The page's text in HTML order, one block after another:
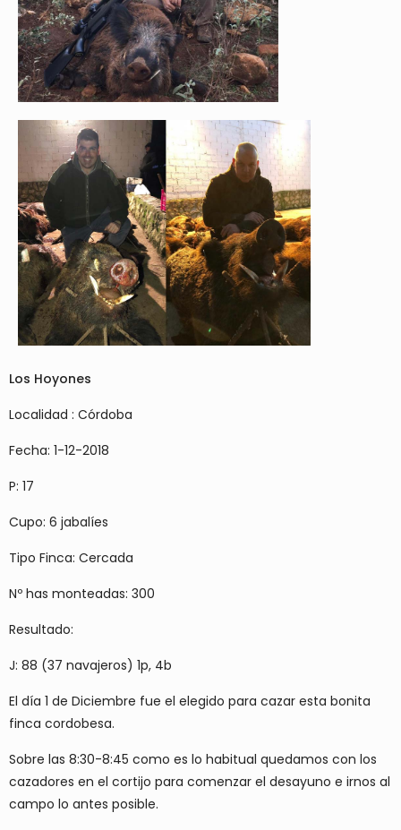
Los Hoyones
Localidad : Córdoba
Fecha: 1-12-2018
P: 17
Cupo: 6 jabalíes
Tipo Finca: Cercada
Nº has monteadas: 300
Resultado:
J: 88 (37 navajeros) 1p, 4b
El día 1 de Diciembre fue el elegido para cazar esta bonita
finca cordobesa.
Sobre las 8:30-8:45 como es lo habitual quedamos con los
cazadores en el cortijo para comenzar el desayuno e irnos al
campo lo antes posible.